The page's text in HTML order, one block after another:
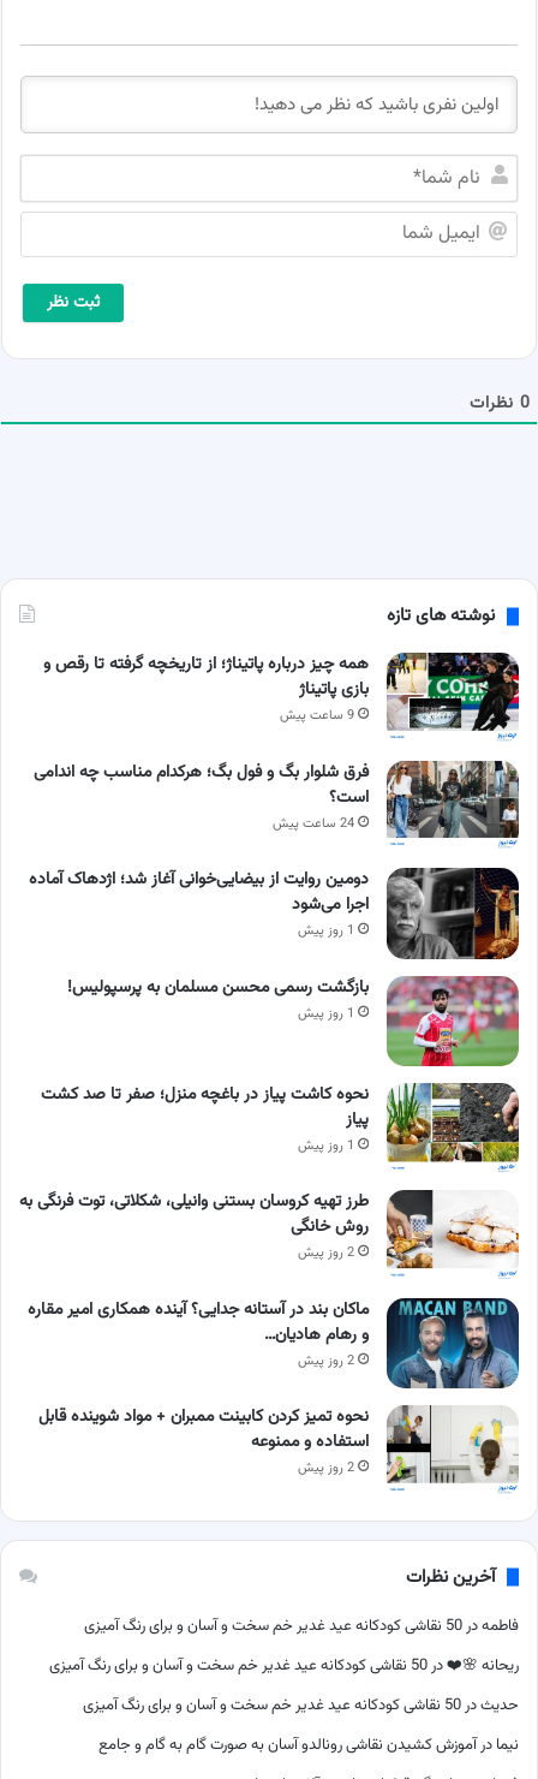
م
م
م
0 نظرات
نوشته های تازه
همه چیز درباره پاتیناژ؛ از تاریخچه گرفته تا رقص و
بازی پاتیناژ
9 ساعت پیش
فرق شلوار بگ و فول بگ؛ هرکدام مناسب چه اندامی
است؟
24 ساعت پیش
دومین روایت از بیضایی‌خوانی آغاز شد؛ اژدهاک آماده
اجرا می‌شود
1 روز پیش
بازگشت رسمی محسن مسلمان به پرسپولیس!
1 روز پیش
نحوه کاشت پیاز در باغچه منزل؛ صفر تا صد کشت
پیاز
1 روز پیش
طرز تهیه کروسان بستنی وانیلی، شکلاتی، توت فرنگی به
روش خانگی
2 روز پیش
ماکان بند در آستانه جدایی؟ آینده همکاری امیر مقاره
و رهام هادیان…
2 روز پیش
نحوه تمیز کردن کابینت ممبران + مواد شوینده قابل
استفاده و ممنوعه
2 روز پیش
آخرین نظرات
فاطمهدر 50 نقاشی کودکانه عید غدیر خم سخت و آسان و برای رنگ آمیزی
ریحانه 🌸❤️در 50 نقاشی کودکانه عید غدیر خم سخت و آسان و برای رنگ آمیزی
حدیثدر 50 نقاشی کودکانه عید غدیر خم سخت و آسان و برای رنگ آمیزی
نیما درآموزش کشیدن نقاشی رونالدو آسان به صورت گام به گام و جامع